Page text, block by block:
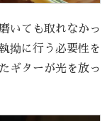
いても取れなかっ
拗に行う必要性を
ギターが光を放っ